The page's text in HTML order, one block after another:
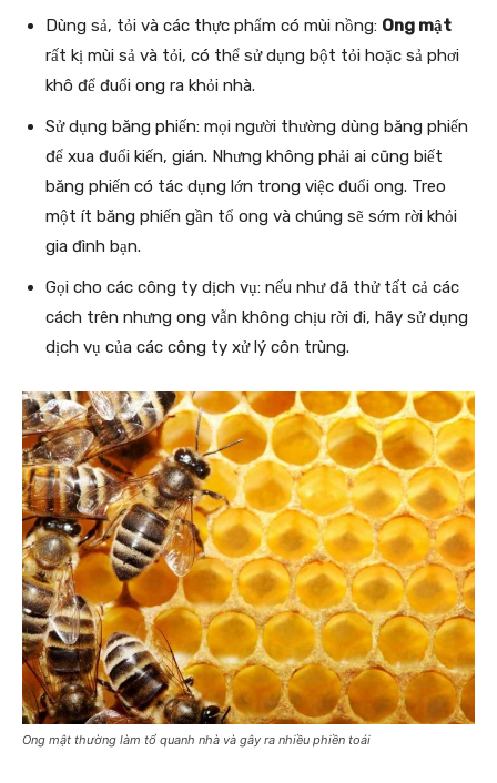
Dùng sả, tỏi và các thực phẩm có mùi nồng: Ong mật
rất kị mùi sả và tỏi, có thể sử dụng bột tỏi hoặc sả phơi
khô để đuổi ong ra khỏi nhà.
Sử dụng băng phiến: mọi người thường dùng băng phiến
để xua đuổi kiến, gián. Nhưng không phải ai cũng biết
băng phiến có tác dụng lớn trong việc đuổi ong. Treo
một ít băng phiến gần tổ ong và chúng sẽ sớm rời khỏi
gia đình bạn.
Gọi cho các công ty dịch vụ: nếu như đã thử tất cả các
cách trên nhưng ong vẫn không chịu rời đi, hãy sử dụng
dịch vụ của các công ty xử lý côn trùng.
Ong mật thường làm tổ quanh nhà và gây ra nhiều phiền toái